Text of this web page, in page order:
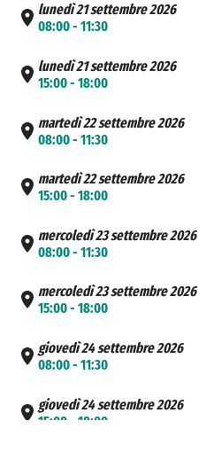
lunedì 21 settembre 2026
08:00 - 11:30
lunedì 21 settembre 2026
15:00 - 18:00
martedì 22 settembre 2026
08:00 - 11:30
martedì 22 settembre 2026
15:00 - 18:00
mercoledì 23 settembre 2026
08:00 - 11:30
mercoledì 23 settembre 2026
15:00 - 18:00
giovedì 24 settembre 2026
08:00 - 11:30
giovedì 24 settembre 2026
15:00 - 18:00